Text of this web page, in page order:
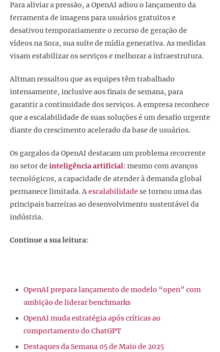
Para aliviar a pressão, a OpenAI adiou o lançamento da
ferramenta de imagens para usuários gratuitos e
desativou temporariamente o recurso de geração de
vídeos na Sora, sua suíte de mídia generativa. As medidas
visam estabilizar os serviços e melhorar a infraestrutura.
Altman ressaltou que as equipes têm trabalhado
intensamente, inclusive aos finais de semana, para
garantir a continuidade dos serviços. A empresa reconhece
que a escalabilidade de suas soluções é um desafio urgente
diante do crescimento acelerado da base de usuários.
Os gargalos da OpenAI destacam um problema recorrente
no setor de inteligência artificial: mesmo com avanços
tecnológicos, a capacidade de atender à demanda global
permanece limitada. Aescalabilidade se tornou uma das
principais barreiras ao desenvolvimento sustentável da
indústria.
Continue a sua leitura:
OpenAI prepara lançamento de modelo “open” com
ambição de liderar benchmarks
OpenAI muda estratégia após críticas ao
comportamento do ChatGPT
Destaques da Semana 05 de Maio de 2025